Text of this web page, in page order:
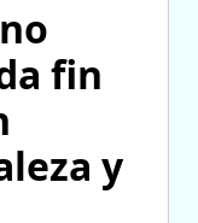
fin
y